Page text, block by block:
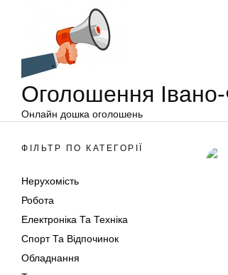
Оголошення Івано-
Онлайн дошка оголошень
ФІЛЬТР ПО КАТЕГОРІЇ
Нерухомість
Робота
Електроніка Та Техніка
Спорт Та Відпочинок
Обладнання